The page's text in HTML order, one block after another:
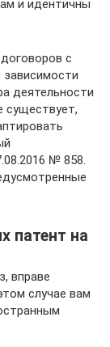
и идентичны
с
деятельности
существует,
№ 858.
патент на
вправе
случае вам